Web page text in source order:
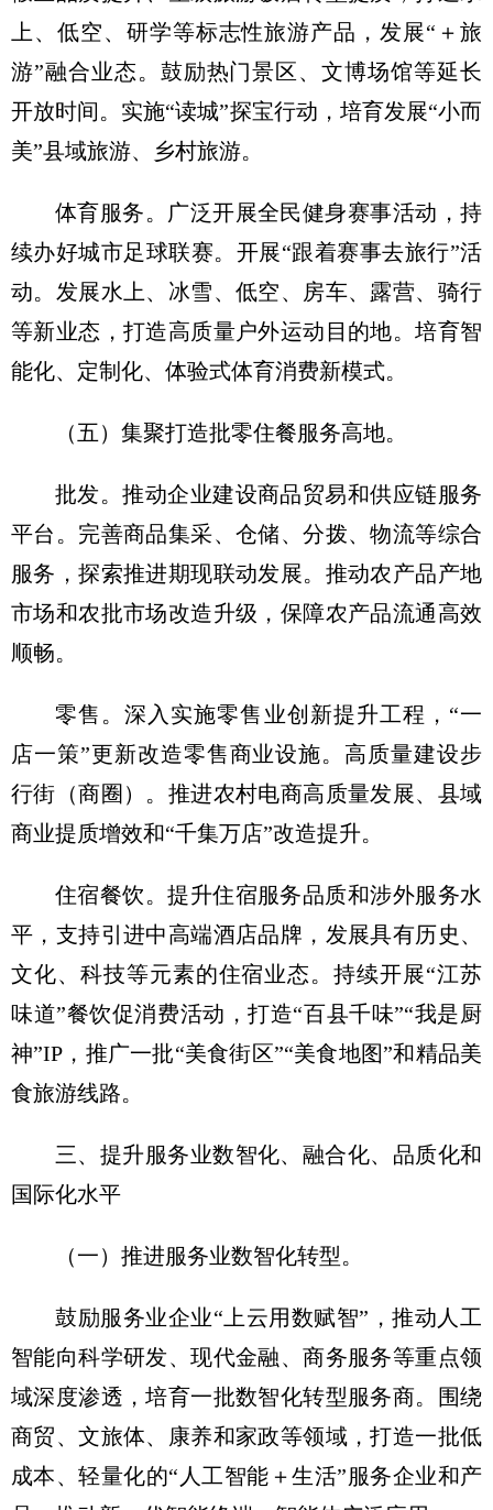
上、低空、研学等标志性旅游产品，发展“＋旅
游”融合业态。鼓励热门景区、文博场馆等延长
开放时间。实施“读城”探宝行动，培育发展“小而
美”县域旅游、乡村旅游。
体育服务。广泛开展全民健身赛事活动，持
续办好城市足球联赛。开展“跟着赛事去旅行”活
动。发展水上、冰雪、低空、房车、露营、骑行
等新业态，打造高质量户外运动目的地。培育智
能化、定制化、体验式体育消费新模式。
（五）集聚打造批零住餐服务高地。
批发。推动企业建设商品贸易和供应链服务
平台。完善商品集采、仓储、分拨、物流等综合
服务，探索推进期现联动发展。推动农产品产地
市场和农批市场改造升级，保障农产品流通高效
顺畅。
零售。深入实施零售业创新提升工程，“一
店一策”更新改造零售商业设施。高质量建设步
行街（商圈）。推进农村电商高质量发展、县域
商业提质增效和“千集万店”改造提升。
住宿餐饮。提升住宿服务品质和涉外服务水
平，支持引进中高端酒店品牌，发展具有历史、
文化、科技等元素的住宿业态。持续开展“江苏
味道”餐饮促消费活动，打造“百县千味”“我是厨
神”IP，推广一批“美食街区”“美食地图”和精品美
食旅游线路。
三、提升服务业数智化、融合化、品质化和
国际化水平
（一）推进服务业数智化转型。
鼓励服务业企业“上云用数赋智”，推动人工
智能向科学研发、现代金融、商务服务等重点领
域深度渗透，培育一批数智化转型服务商。围绕
商贸、文旅体、康养和家政等领域，打造一批低
成本、轻量化的“人工智能＋生活”服务企业和产